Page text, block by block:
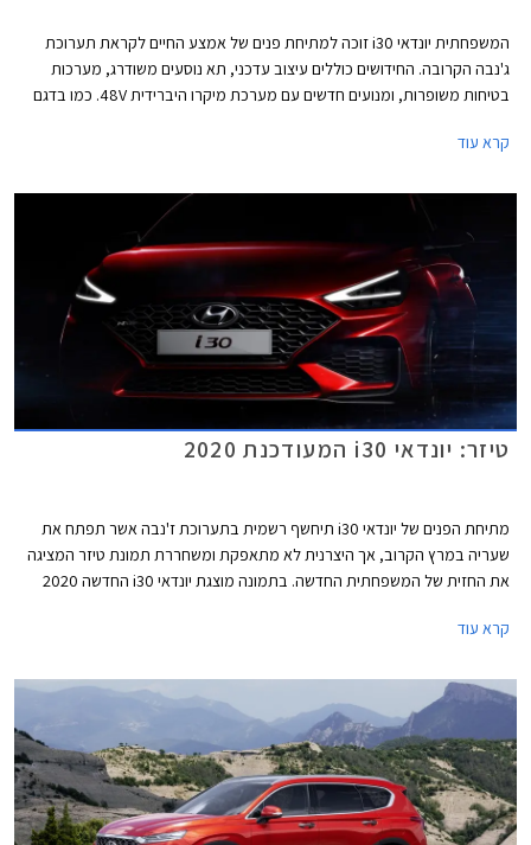
המשפחתית יונדאי i30 זוכה למתיחת פנים של אמצע החיים לקראת תערוכת
ג'נבה הקרובה. החידושים כוללים עיצוב עדכני, תא נוסעים משודרג, מערכות
בטיחות משופרות, ומנועים חדשים עם מערכת מיקרו היברידית 48V. כמו בדגם
קרא עוד
טיזר: יונדאי i30 המעודכנת 2020
מתיחת הפנים של יונדאי i30 תיחשף רשמית בתערוכת ז'נבה אשר תפתח את
שעריה במרץ הקרוב, אך היצרנית לא מתאפקת ומשחררת תמונת טיזר המציגה
את החזית של המשפחתית החדשה. בתמונה מוצגת יונדאי i30 החדשה 2020
קרא עוד